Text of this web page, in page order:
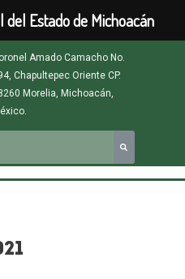
Amado Camacho No.
Chapultepec Oriente CP.
Morelia, Michoacán,
Estado de Michoacán